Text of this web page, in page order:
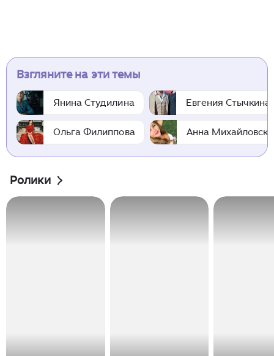
Взгляните на эти темы
Янина Студилина Евгения Стычкина
Ольга Филиппова Анна
Ролики